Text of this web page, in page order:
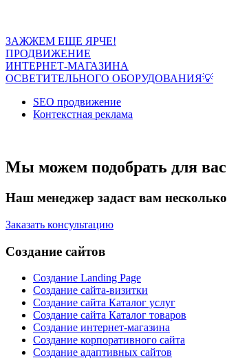
ЗАЖЖЕМ ЕЩЕ ЯРЧЕ!
ПРОДВИЖЕНИЕ
ИНТЕРНЕТ-МАГАЗИНА
ОСВЕТИТЕЛЬНОГО ОБОРУДОВАНИЯ💡
SEO продвижение
Контекстная реклама
Мы можем подобрать для
Наш менеджер задаст вам
Заказать консультацию
Создание сайтов
Создание Landing Page
Создание сайта-визитки
Создание сайта Каталог услуг
Создание сайта Каталог товаров
Создание интернет-магазина
Создание корпоративного сайта
Создание адаптивных сайтов